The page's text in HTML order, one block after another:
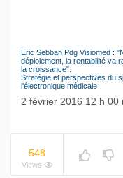
NOW PLAYING
Eric Sebban Pdg Visiomed :
déploiement, la rentabilité va
la croissance".
Stratégie et perspectives du
l'électronique médicale
2 février 2016 12 h 00
548
Views